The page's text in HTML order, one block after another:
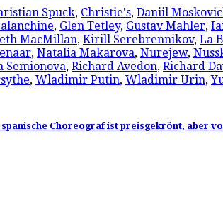
Spuck, Christie's, Daniil
, Glen Tetley, Gustav Mahler,
MacMillan, Kirill Serebrennikov, La
, Natalia Makarova, Nurejew,
Semionova, Richard Avedon, Richard
, Wladimir Putin, Wladimir Urin,
Choreograf ist preisgekrönt, aber